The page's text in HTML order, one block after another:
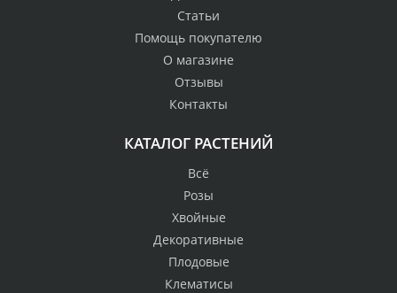
Статьи
Помощь покупателю
О магазине
Отзывы
Контакты
КАТАЛОГ РАСТЕНИЙ
Всё
Розы
Хвойные
Декоративные
Плодовые
Клематисы